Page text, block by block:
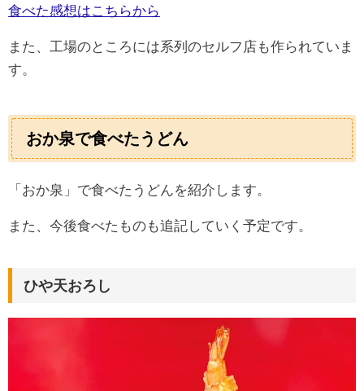
食べた感想はこちらから
また、工場のところには系列のセルフ店も作られていま
す。
おか泉で食べたうどん
「おか泉」で食べたうどんを紹介します。
また、今後食べたものも追記していく予定です。
ひや天おろし